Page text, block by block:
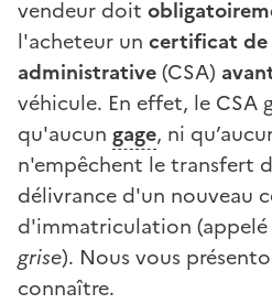
vendeur doit
l'acheteur un certificat
administrative(CSA)
véhicule. En effet, le CSA
qu'aucun gage, ni
n'empêchent le transfert
délivrance d'un nouveau
d'immatriculation (appelé
grise). Nous vous
connaître.